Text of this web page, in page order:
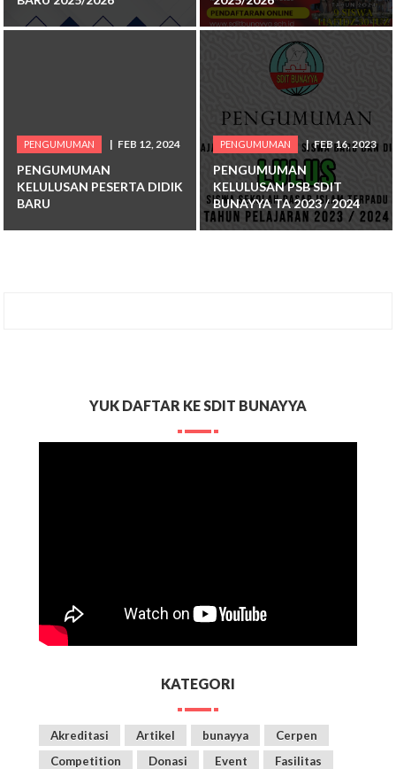
PENGUMUMAN FEB 12, 2024
PENGUMUMAN
KELULUSAN PESERTA DIDIK
BARU
PENGUMUMAN FEB 16, 2023
PENGUMUMAN
KELULUSAN PSB SDIT
BUNAYYA TA 2023 / 2024
YUK DAFTAR KE SDIT BUNAYYA
KATEGORI
Akreditasi Artikel bunayya
Cerpen
Competition
Donasi Event
Fasilitas